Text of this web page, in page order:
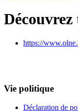
Découvrez
https://
Vie politique
Déclaration de